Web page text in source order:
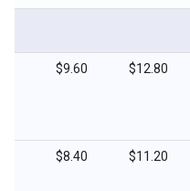
$12.80
$9.60
$11.20
$8.40